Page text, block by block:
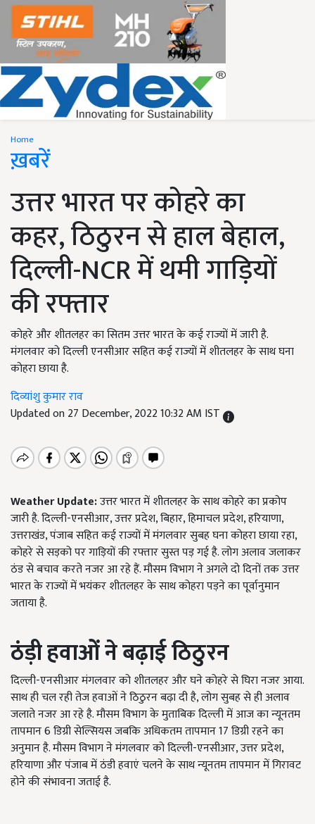
Home
ख़बरें
उत्तर भारत पर कोहरे का
कहर, ठिठुरन से हाल बेहाल,
दिल्ली-NCR में थमी गाड़ियों
की रफ्तार
कोहरे और शीतलहर का सितम उत्तर भारत के कई राज्यों में जारी है.
मंगलवार को दिल्ली एनसीआर सहित कई राज्यों में शीतलहर के साथ घना
कोहरा छाया है.
दिव्यांशु कुमार राव
Updated on 27 December, 2022 10:32 AM IST
Weather Update:उत्तर भारत में शीतलहर के साथ कोहरे का प्रकोप
जारी है. दिल्ली-एनसीआर, उत्तर प्रदेश, बिहार, हिमाचल प्रदेश, हरियाणा,
उत्तराखंड, पंजाब सहित कई राज्यों में मंगलवार सुबह घना कोहरा छाया रहा,
कोहरे से सड़को पर गाड़ियों की रफ्तार सुस्त पड़ गई है. लोग अलाव जलाकर
ठंड से बचाव करते नजर आ रहे हैं. मौसम विभाग ने अगले दो दिनों तक उत्तर
भारत के राज्यों में भयंकर शीतलहर के साथ कोहरा पड़ने का पूर्वानुमान
जताया है.
ठंड़ी हवाओं ने बढ़ाई ठिठुरन
दिल्ली-एनसीआर मंगलवार को शीतलहर और घने कोहरे से घिरा नजर आया.
साथ ही चल रही तेज हवाओं ने ठिठुरन बढ़ा दी है, लोग सुबह से ही अलाव
जलाते नजर आ रहे है. मौसम विभाग के मुताबिक दिल्ली में आज का न्यूनतम
तापमान 6 डिग्री सेल्सियस जबकि अधिकतम तापमान 17 डिग्री रहने का
अनुमान है. मौसम विभाग ने मंगलवार को दिल्‍ली-एनसीआर, उत्तर प्रदेश,
हरियाणा और पंजाब में ठंडी हवाएं चलने के साथ न्यूनतम तापमान में गिरावट
होने की संभावना जताई है.